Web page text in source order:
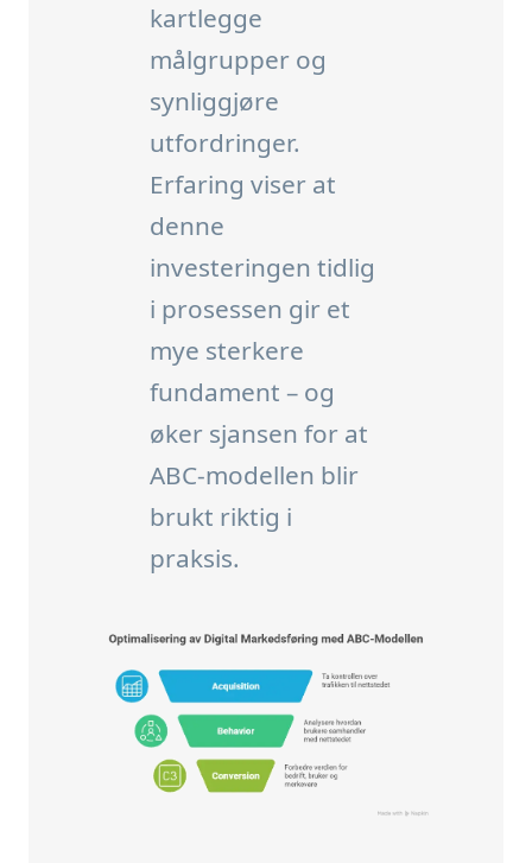
kartlegge
målgrupper og
synliggjøre
utfordringer.
Erfaring viser at
denne
investeringen tidlig
i prosessen gir et
mye sterkere
fundament – og
øker sjansen for at
ABC-modellen blir
brukt riktig i
praksis.